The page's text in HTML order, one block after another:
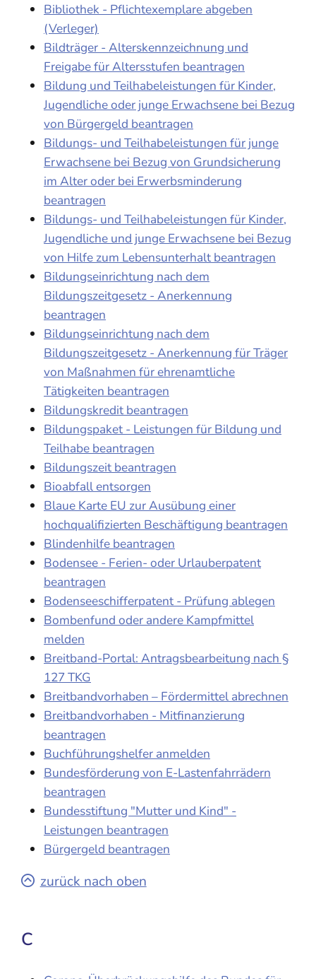
Bibliothek - Pflichtexemplare abgeben
(Verleger)
Bildträger - Alterskennzeichnung und
Freigabe für Altersstufen beantragen
Bildung und Teilhabeleistungen für Kinder,
Jugendliche oder junge Erwachsene bei Bezug
von Bürgergeld beantragen
Bildungs- und Teilhabeleistungen für junge
Erwachsene bei Bezug von Grundsicherung
im Alter oder bei Erwerbsminderung
beantragen
Bildungs- und Teilhabeleistungen für Kinder,
Jugendliche und junge Erwachsene bei Bezug
von Hilfe zum Lebensunterhalt beantragen
Bildungseinrichtung nach dem
Bildungszeitgesetz - Anerkennung
beantragen
Bildungseinrichtung nach dem
Bildungszeitgesetz - Anerkennung für Träger
von Maßnahmen für ehrenamtliche
Tätigkeiten beantragen
Bildungskredit beantragen
Bildungspaket - Leistungen für Bildung und
Teilhabe beantragen
Bildungszeit beantragen
Bioabfall entsorgen
Blaue Karte EU zur Ausübung einer
hochqualifizierten Beschäftigung beantragen
Blindenhilfe beantragen
Bodensee - Ferien- oder Urlauberpatent
beantragen
Bodenseeschifferpatent - Prüfung ablegen
Bombenfund oder andere Kampfmittel
melden
Breitband-Portal: Antragsbearbeitung nach §
127 TKG
Breitbandvorhaben – Fördermittel abrechnen
Breitbandvorhaben - Mitfinanzierung
beantragen
Buchführungshelfer anmelden
Bundesförderung von E-Lastenfahrrädern
beantragen
Bundesstiftung "Mutter und Kind" -
Leistungen beantragen
Bürgergeld beantragen
zurück nach oben
C